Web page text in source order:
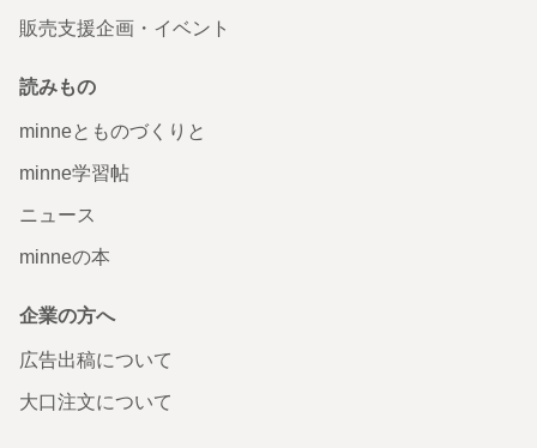
販売支援企画・イベント
読みもの
minneとものづくりと
minne学習帖
ニュース
minneの本
企業の方へ
広告出稿について
大口注文について